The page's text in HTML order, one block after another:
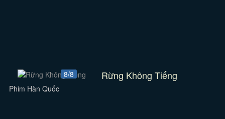
8/8 Rừng Không Tiếng
Phim Hàn Quốc